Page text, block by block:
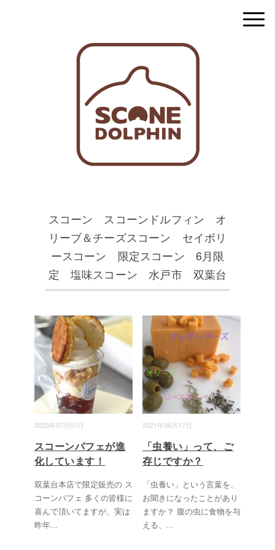
スコーン スコーンドルフィン オ
リーブ＆チーズスコーン セイボリ
ースコーン 限定スコーン 6月限
定 塩味スコーン 水戸市 双葉台
2025年07月01日
スコーンパフェが進
化しています！
双葉台本店で限定販売の ス
コーンパフェ 多くの皆様に
喜んで頂いてますが、実は
昨年...
2021年06月17日
「虫養い」って、ご
存じですか？
「虫養い」という言葉を、
お聞きになったことがあり
ますか？ 腹の虫に食物を与
える、 ...